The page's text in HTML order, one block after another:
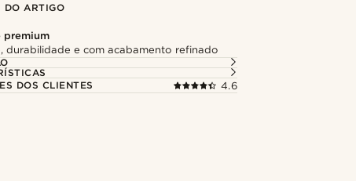
DO ARTIGO
premium
durabilidade e com acabamento refinado
DOS CLIENTES
4.6